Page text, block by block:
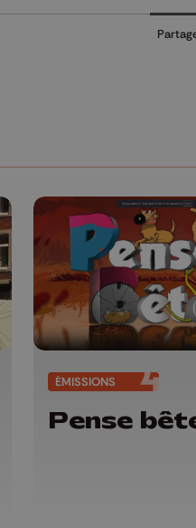
ÉMISSIONS
Pense